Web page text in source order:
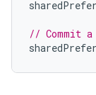
// Commit a